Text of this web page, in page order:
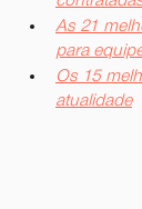
As 21
para
Os 15
atualidade